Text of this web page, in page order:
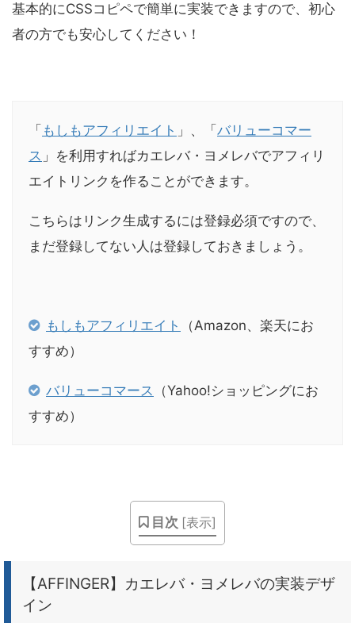
基本的にCSSコピペで簡単に実装できますので、初心
者の方でも安心してください！
「 もしもアフィリエイト 」、「 バリューコマー
ス 」を利用すればカエレバ・ヨメレバでアフィリ
エイトリンクを作ることができます。
こちらはリンク生成するには登録必須ですので、
まだ登録してない人は登録しておきましょう。
もしもアフィリエイト
（Amazon、楽天にお
すすめ）
バリューコマース （Yahoo!ショッピングにお
すすめ）
目次 [表示]
【AFFINGER】カエレバ・ヨメレバの実装デザ
イン